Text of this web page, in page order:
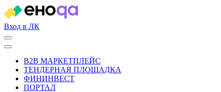
Вход в ЛК
B2B МАРКЕТПЛЕЙС
ТЕНДЕРНАЯ ПЛОЩАДКА
ФИНИНВЕСТ
ПОРТАЛ